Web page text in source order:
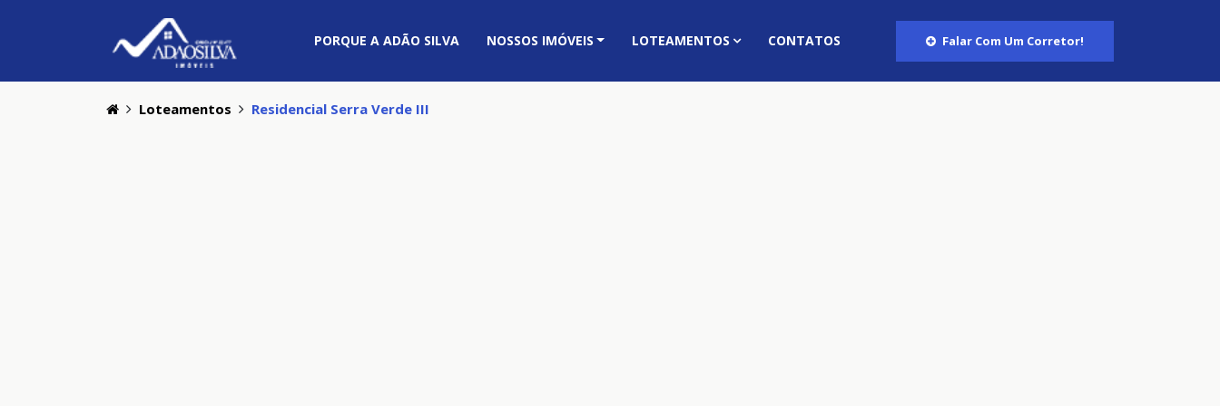
PORQUE A ADÃO SILVA NOSSOS IMÓVEIS LOTEAMENTOS CONTATOS Falar Com Um Corretor!
Loteamentos Residencial Serra Verde III